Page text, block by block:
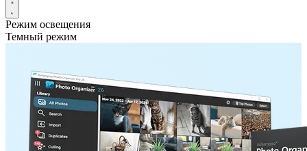
Режим освещения
Темный режим